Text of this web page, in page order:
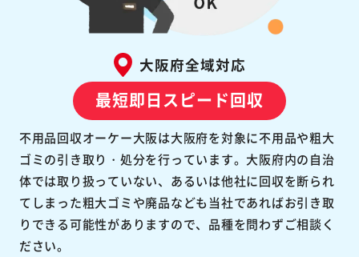
大阪府全域対応
最短即日スピード回収
不用品回収オーケー大阪は大阪府を対象に不用品や粗大
ゴミの引き取り・処分を行っています。大阪府内の自治
体では取り扱っていない、あるいは他社に回収を断られ
てしまった粗大ゴミや廃品なども当社であればお引き取
りできる可能性がありますので、品種を問わずご相談く
ださい。